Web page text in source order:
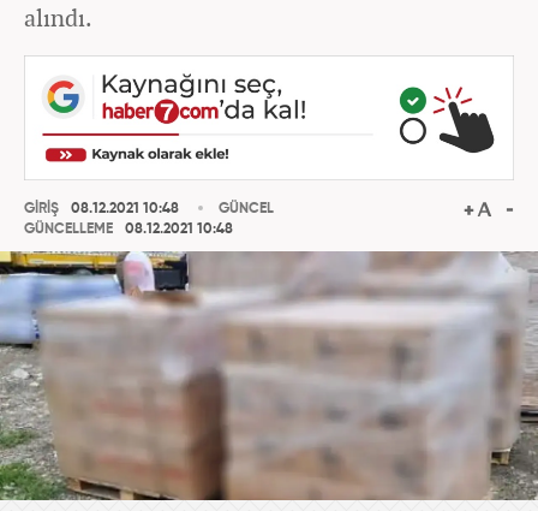
alındı.
GİRİŞ
08.12.2021 10:48
GÜNCELLEME
08.12.2021 10:48
GÜNCEL